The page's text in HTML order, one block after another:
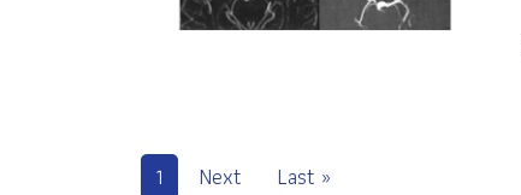
1 Next Last »